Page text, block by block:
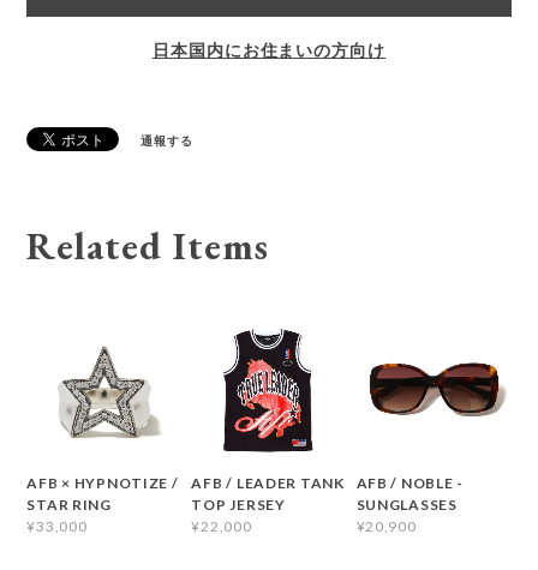
日本国内にお住まいの方向け
通報する
Related Items
AFB × HYPNOTIZE /
STAR RING
¥33,000
AFB / LEADER TANK
TOP JERSEY
¥22,000
AFB / NOBLE -
SUNGLASSES
¥20,900